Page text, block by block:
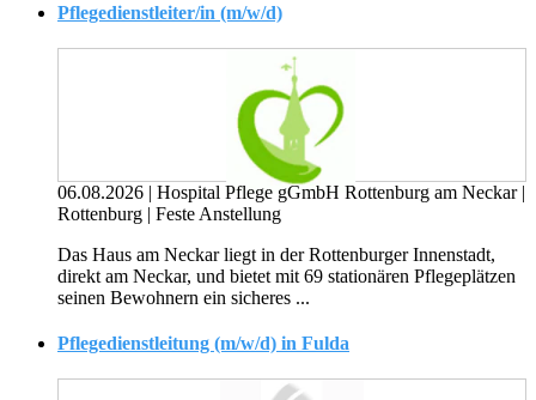
Pflegedienstleiter/in (m/w/d)
06.08.2026 | Hospital Pflege gGmbH Rottenburg am Neckar |
Rottenburg | Feste Anstellung
Das Haus am Neckar liegt in der Rottenburger Innenstadt,
direkt am Neckar, und bietet mit 69 stationären Pflegeplätzen
seinen Bewohnern ein sicheres ...
Pflegedienstleitung (m/w/d) in Fulda